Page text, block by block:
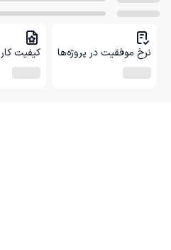
نرخ موفقیت در پروژه‌ها کیفیت کار